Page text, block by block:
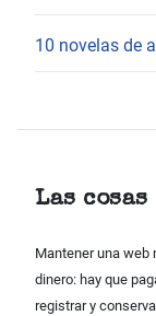
10 novelas de
Las
Mantener una web
dinero: hay que
registrar y